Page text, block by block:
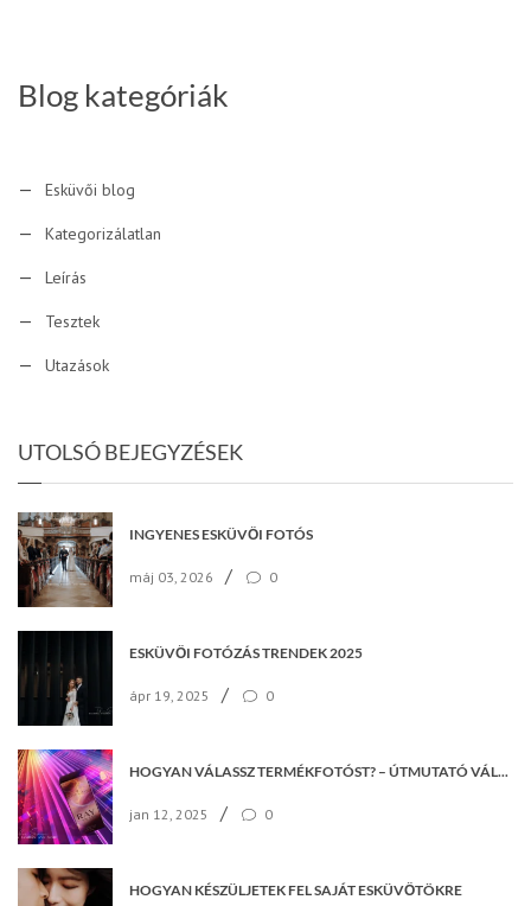
Blog kategóriák
Esküvői blog
Kategorizálatlan
Leírás
Tesztek
Utazások
UTOLSÓ BEJEGYZÉSEK
INGYENES ESKÜVŐI FOTÓS
máj 03, 2026 / 0
ESKÜVŐI FOTÓZÁS TRENDEK 2025
ápr 19, 2025 / 0
HOGYAN VÁLASSZ TERMÉKFOTÓST? – ÚTMUTATÓ VÁLLALKOZÁSOKNAK
jan 12, 2025 / 0
HOGYAN KÉSZÜLJETEK FEL SAJÁT ESKÜVŐTÖKRE